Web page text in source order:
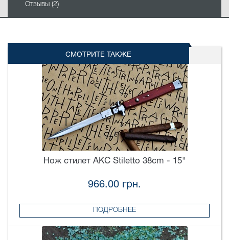
Отзывы (2)
СМОТРИТЕ ТАКЖЕ
Нож стилет AKC Stiletto 38cm - 15"
966.00 грн.
ПОДРОБНЕЕ